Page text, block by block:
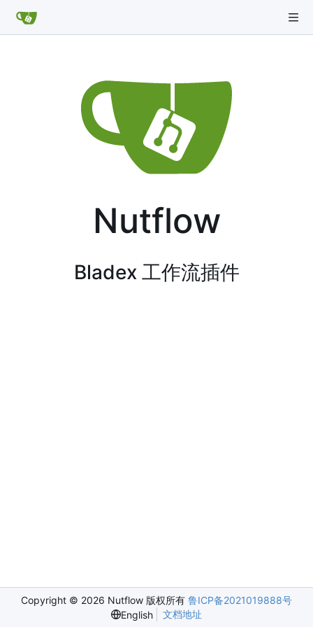
Nutflow
Bladex 工作流插件
Copyright © 2026 Nutflow 版权所有 鲁ICP备2021019888号
English
文档地址